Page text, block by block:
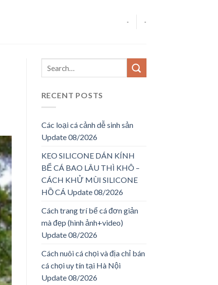
- -
RECENT POSTS
Các loại cá cảnh dễ sinh sản
Update 08/2026
KEO SILICONE DÁN KÍNH
BỂ CÁ BAO LÂU THÌ KHÔ –
CÁCH KHỬ MÙI SILICONE
HỒ CÁ Update 08/2026
Cách trang trí bể cá đơn giản
mà đẹp (hình ảnh+video)
Update 08/2026
Cách nuôi cá chọi và địa chỉ bán
cá chọi uy tín tại Hà Nội
Update 08/2026